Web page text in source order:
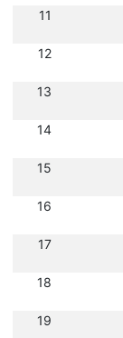
11
12
13
14
15
16
17
18
19